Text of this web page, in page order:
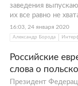
заведения
их все равно не
16:03, 24 января 2020
Александр Борода
Российские
слова о
Президент